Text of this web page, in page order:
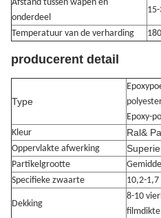
Afstand tussen wapen en
onderdeel
Temperatuur van de verharding
producerent detail
Type
Epoxy-
Kleur
Ral&
Oppervlakte afwerking
Partikelgrootte
Specifieke zwaarte
10,2-
Dekking
8-10
filmdikte